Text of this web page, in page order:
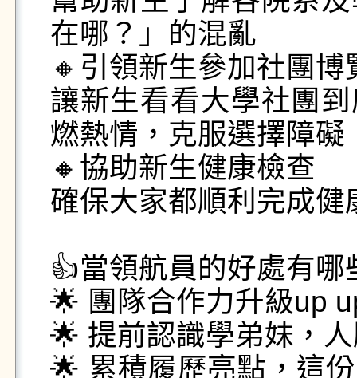
在哪？」的混亂
🔸引領新生參加社團博
讓新生看看大學社團
燃熱情，克服選擇障礙
🔸協助新生健康檢查
確保大家都順利完成健
👍當領航員的好處有哪
🌟 團隊合作力升級up
🌟 提前認識學弟妹，
🌟 累積履歷亮點，這